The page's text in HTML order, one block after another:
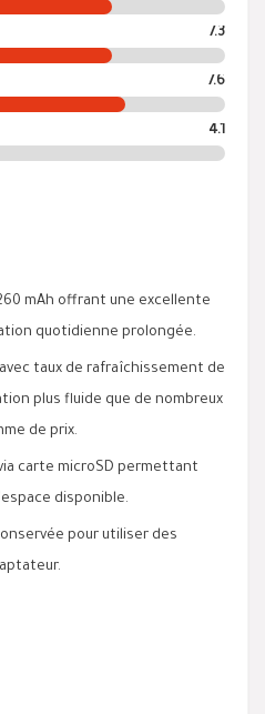
7.3
7.6
4.1
mAh offrant une excellente
quotidienne prolongée.
taux de rafraîchissement de
plus fluide que de nombreux
de prix.
carte microSD permettant
disponible.
pour utiliser des